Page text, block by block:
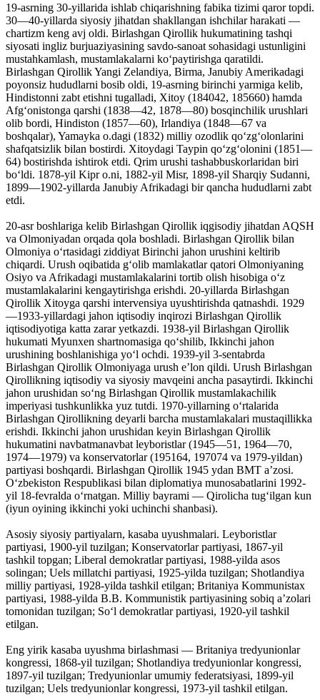
19-asrning 30-yillarida ishlab chiqarishning fabika tizimi qaror topdi.
30—40-yillarda siyosiy jihatdan shakllangan ishchilar harakati —
chartizm keng avj oldi. Birlashgan Qirollik hukumatining tashqi
siyosati ingliz burjuaziyasining savdo-sanoat sohasidagi ustunligini
mustahkamlash, mustamlakalarni koʻpaytirishga qaratildi.
Birlashgan Qirollik Yangi Zelandiya, Birma, Janubiy Amerikadagi
poyonsiz hududlarni bosib oldi, 19-asrning birinchi yarmiga kelib,
Hindistonni zabt etishni tugalladi, Xitoy (184042, 185660) hamda
Afgʻonistonga qarshi (1838—42, 1878—80) bosqinchilik urushlari
olib bordi, Hindiston (1857—60), Irlandiya (1848—67 va
boshqalar), Yamayka o.dagi (1832) milliy ozodlik qoʻzgʻolonlarini
shafqatsizlik bilan bostirdi. Xitoydagi Taypin qoʻzgʻolonini (1851—
64) bostirishda ishtirok etdi. Qrim urushi tashabbuskorlaridan biri
boʻldi. 1878-yil Kipr o.ni, 1882-yil Misr, 1898-yil Sharqiy Sudanni,
1899—1902-yillarda Janubiy Afrikadagi bir qancha hududlarni zabt
etdi.
20-asr boshlariga kelib Birlashgan Qirollik iqgisodiy jihatdan AQSH
va Olmoniyadan orqada qola boshladi. Birlashgan Qirollik bilan
Olmoniya oʻrtasidagi ziddiyat Birinchi jahon urushini keltirib
chiqardi. Urush oqibatida gʻolib mamlakatlar qatori Olmoniyaning
Osiyo va Afrikadagi mustamlakalarini tortib olish hisobiga oʻz
mustamlakalarini kengaytirishga erishdi. 20-yillarda Birlashgan
Qirollik Xitoyga qarshi intervensiya uyushtirishda qatnashdi. 1929
—1933-yillardagi jahon iqtisodiy inqirozi Birlashgan Qirollik
iqtisodiyotiga katta zarar yetkazdi. 1938-yil Birlashgan Qirollik
hukumati Myunxen shartnomasiga qoʻshilib, Ikkinchi jahon
urushining boshlanishiga yoʻl ochdi. 1939-yil 3-sentabrda
Birlashgan Qirollik Olmoniyaga urush eʼlon qildi. Urush Birlashgan
Qirollikning iqtisodiy va siyosiy mavqeini ancha pasaytirdi. Ikkinchi
jahon urushidan soʻng Birlashgan Qirollik mustamlakachilik
imperiyasi tushkunlikka yuz tutdi. 1970-yillarning oʻrtalarida
Birlashgan Qirollikning deyarli barcha mustamlakalari mustaqillikka
erishdi. Ikkinchi jahon urushidan keyin Birlashgan Qirollik
hukumatini navbatmanavbat leyboristlar (1945—51, 1964—70,
1974—1979) va konservatorlar (195164, 197074 va 1979-yildan)
partiyasi boshqardi. Birlashgan Qirollik 1945 ydan BMT aʼzosi.
Oʻzbekiston Respublikasi bilan diplomatiya munosabatlarini 1992-
yil 18-fevralda oʻrnatgan. Milliy bayrami — Qirolicha tugʻilgan kun
(iyun oyining ikkinchi yoki uchinchi shanbasi).
Asosiy siyosiy partiyalarn, kasaba uyushmalari. Leyboristlar
partiyasi, 1900-yil tuzilgan; Konservatorlar partiyasi, 1867-yil
tashkil topgan; Liberal demokratlar partiyasi, 1988-yilda asos
solingan; Uels millatchi partiyasi, 1925-yilda tuzilgan; Shotlandiya
milliy partiyasi, 1928-yilda tashkil etilgan; Britaniya Kommunistax
partiyasi, 1988-yilda B.B. Kommunistik partiyasining sobiq aʼzolari
tomonidan tuzilgan; Soʻl demokratlar partiyasi, 1920-yil tashkil
etilgan.
Eng yirik kasaba uyushma birlashmasi — Britaniya tredyunionlar
kongressi, 1868-yil tuzilgan; Shotlandiya tredyunionlar kongressi,
1897-yil tuzilgan; Tredyunionlar umumiy federatsiyasi, 1899-yil
tuzilgan; Uels tredyunionlar kongressi, 1973-yil tashkil etilgan.